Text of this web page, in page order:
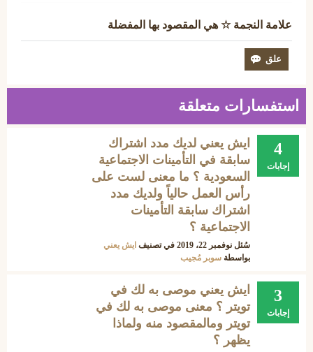
علامة النجمة ☆ هي المقصود بها المفضلة
استفسارات متعلقة
4
إجابات
ايش يعني لديك مدد اشتراك
سابقة في التأمينات الاجتماعية
السعودية ؟ ما معنى لست على
رأس العمل حالياً ولديك مدد
اشتراك سابقة التأمينات
الاجتماعية ؟
سُئل نوفمبر 22، 2019 في تصنيف ايش يعني
بواسطة سوبر مُجيب
3
إجابات
ايش يعني موصى به لك في
تويتر ؟ معنى موصى به لك في
تويتر ومالمقصود منه ولماذا
يظهر ؟